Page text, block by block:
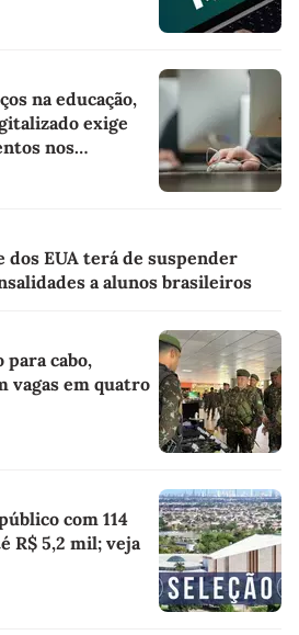
na educação,
exige
nos
dos EUA terá de suspender
a alunos brasileiros
cabo,
vagas em quatro
com 114
R$ 5,2 mil; veja